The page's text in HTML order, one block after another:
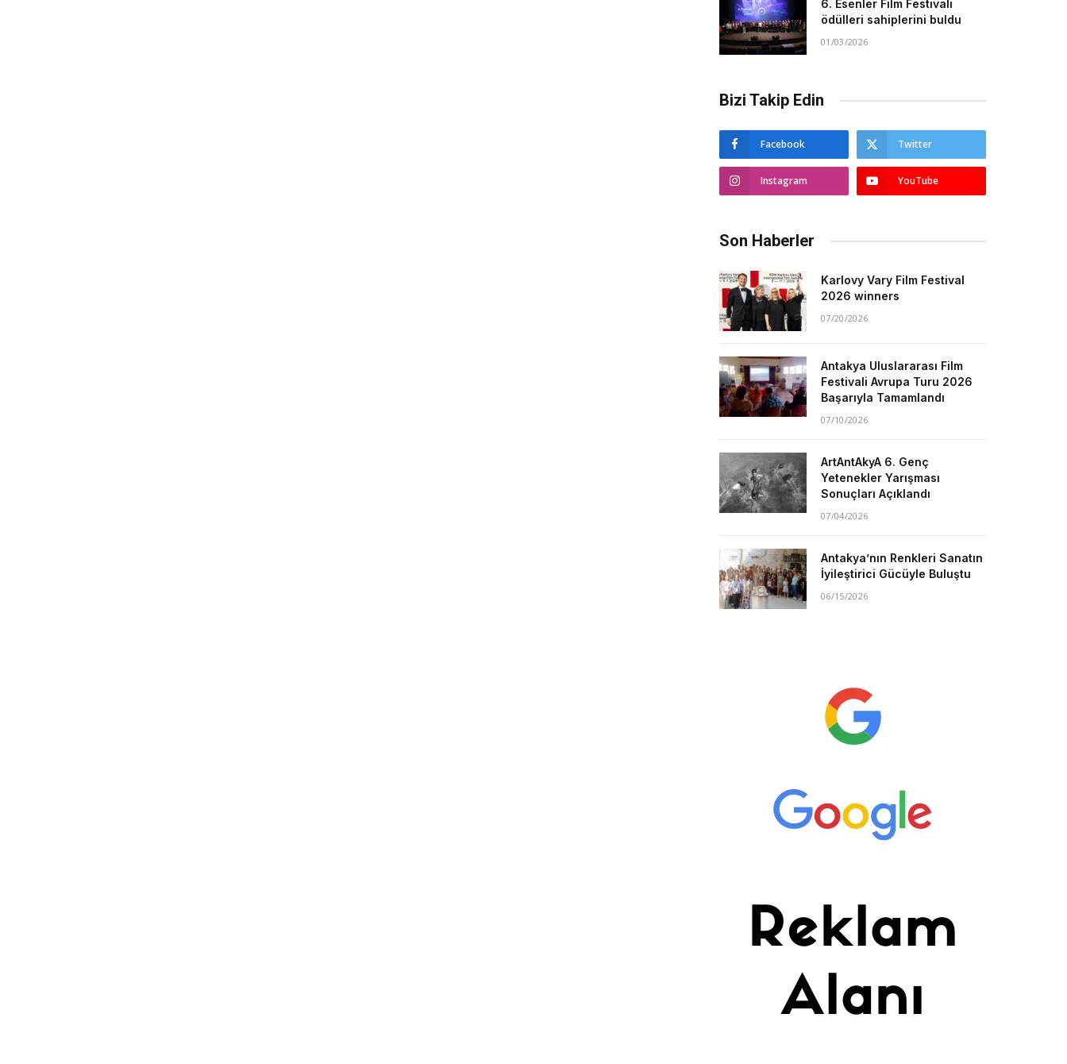
6. Esenler Film Festivali
ödülleri sahiplerini buldu
01/03/2026
Bizi Takip Edin
Facebook Twitter
Instagram YouTube
Son Haberler
Karlovy Vary Film Festival
2026 winners
07/20/2026
Antakya Uluslararası Film
Festivali Avrupa Turu 2026
Başarıyla Tamamlandı
07/10/2026
ArtAntAkyA 6. Genç
Yetenekler Yarışması
Sonuçları Açıklandı
07/04/2026
Antakya’nın Renkleri Sanatın
İyileştirici Gücüyle Buluştu
06/15/2026